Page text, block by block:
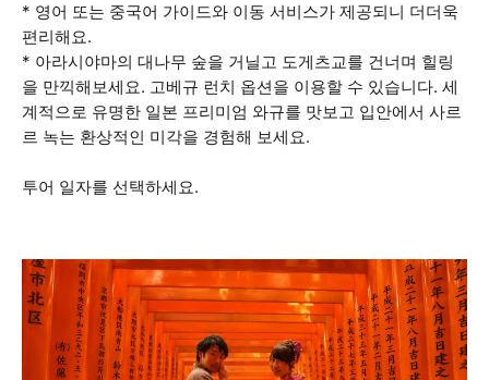
* 영어 또는 중국어 가이드와 이동 서비스가 제공되니 더더욱
편리해요.
* 아라시야마의 대나무 숲을 거닐고 도게츠교를 건너며 힐링
을 만끽해보세요. 고베규 런치 옵션을 이용할 수 있습니다. 세
계적으로 유명한 일본 프리미엄 와규를 맛보고 입안에서 사르
르 녹는 환상적인 미각을 경험해 보세요.
투어 일자를 선택하세요.